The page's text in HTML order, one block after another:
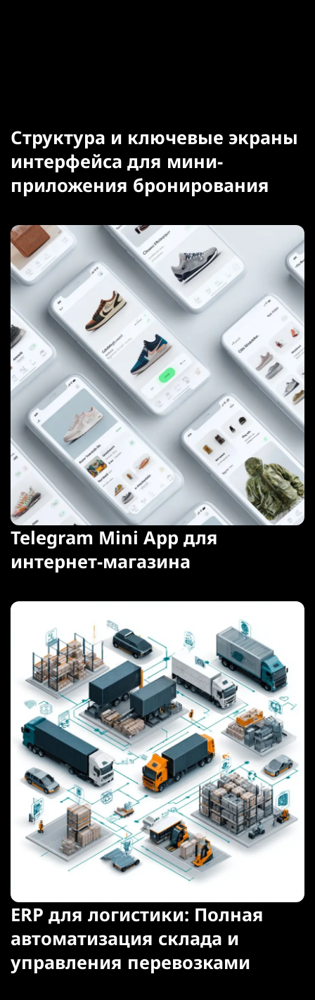
Структура и ключевые экраны
интерфейса для мини-
приложения бронирования
Telegram Mini App для
интернет-магазина
ERP для логистики: Полная
автоматизация склада и
управления перевозками